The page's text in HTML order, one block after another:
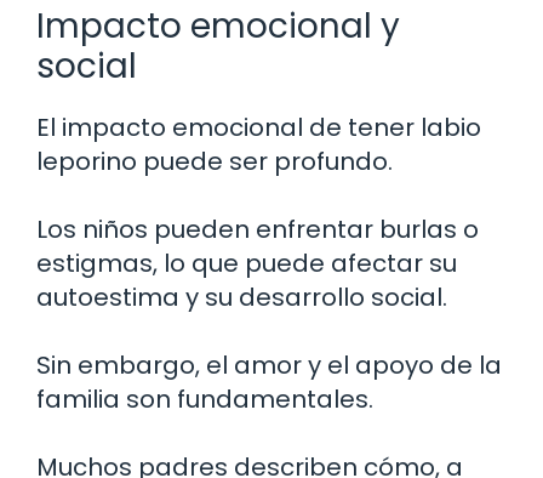
Impacto emocional y
social
El impacto emocional de tener labio
leporino puede ser profundo.
Los niños pueden enfrentar burlas o
estigmas, lo que puede afectar su
autoestima y su desarrollo social.
Sin embargo, el amor y el apoyo de la
familia son fundamentales.
Muchos padres describen cómo, a